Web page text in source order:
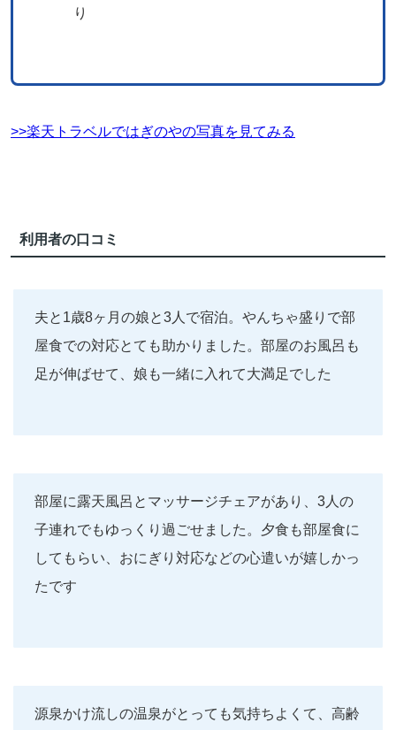
り
>>楽天トラベルではぎのやの写真を見てみる
利用者の口コミ
夫と1歳8ヶ月の娘と3人で宿泊。やんちゃ盛りで部
屋食での対応とても助かりました。部屋のお風呂も
足が伸ばせて、娘も一緒に入れて大満足でした
部屋に露天風呂とマッサージチェアがあり、3人の
子連れでもゆっくり過ごせました。夕食も部屋食に
してもらい、おにぎり対応などの心遣いが嬉しかっ
たです
源泉かけ流しの温泉がとっても気持ちよくて、高齢